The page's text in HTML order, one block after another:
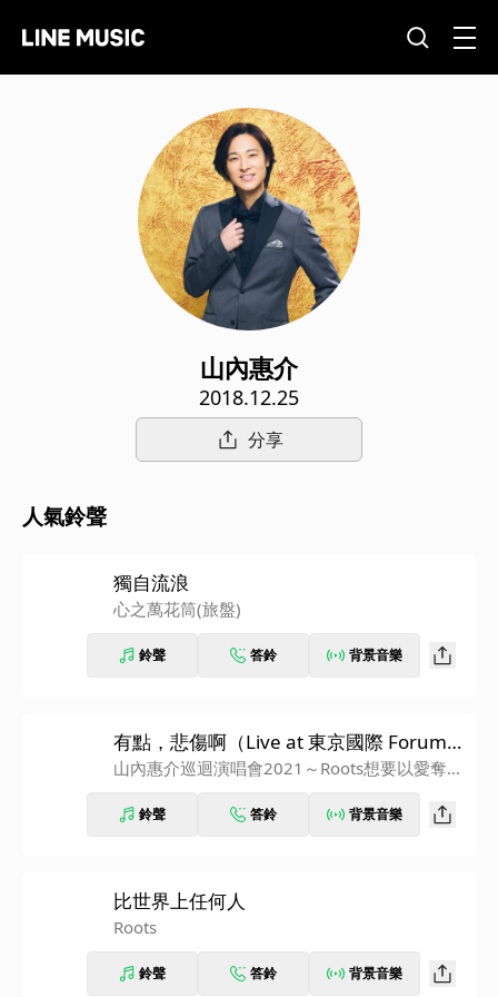
山內惠介
2018.12.25
分享
人氣鈴聲
獨自流浪
心之萬花筒(旅盤)
鈴聲 答鈴 背景音樂
有點，悲傷啊（Live at 東京國際 Forum 2
021）
山內惠介巡迴演唱會2021～Roots想要以愛奪下
鈴聲 答鈴 背景音樂
比世界上任何人
Roots
鈴聲 答鈴 背景音樂